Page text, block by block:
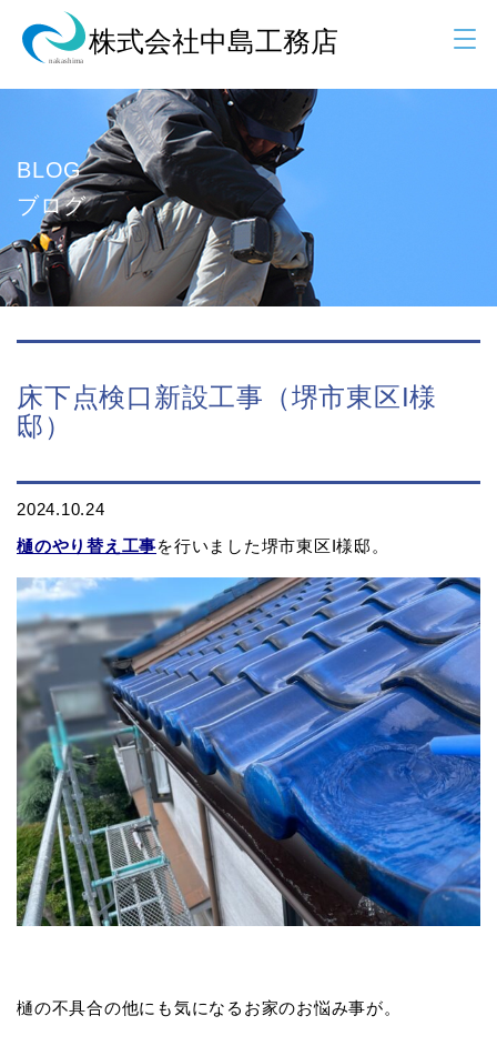
BLOG
ブログ
床下点検口新設工事（堺市東区I様
邸）
2024.10.24
樋のやり替え工事を行いました堺市東区I様邸。
樋の不具合の他にも気になるお家のお悩み事が。